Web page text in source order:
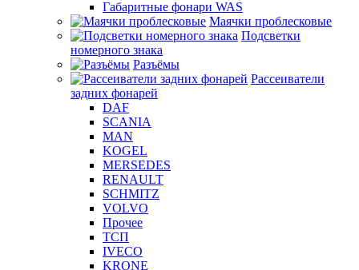
Габаритные фонари WAS
Маячки проблесковые
Подсветки
номерного знака
Разъёмы
Рассеиватели
задних фонарей
DAF
SCANIA
MAN
KOGEL
MERSEDES
RENAULT
SCHMITZ
VOLVO
Прочее
ТСП
IVECO
KRONE